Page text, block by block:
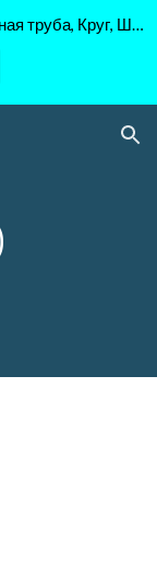
Skip to navigation
Металл в Ташкенте в Телеграмм ( Профильная труба, Круг, Шестигранник Ст45, 40Х, )